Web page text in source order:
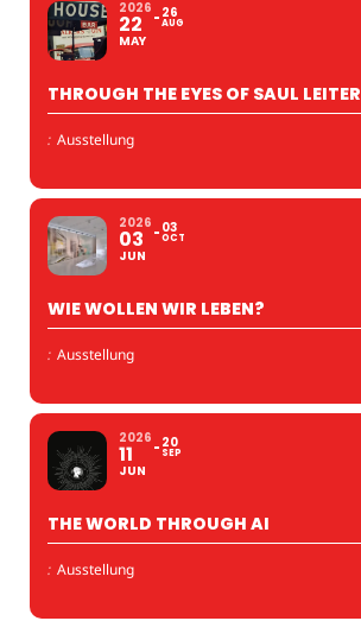
2026
22
MAY
26
AUG
THROUGH THE EYES OF SAUL LEITER
: Ausstellung
2026
03
JUN
03
OCT
WIE WOLLEN WIR LEBEN?
: Ausstellung
2026
11
JUN
20
SEP
THE WORLD THROUGH AI
: Ausstellung